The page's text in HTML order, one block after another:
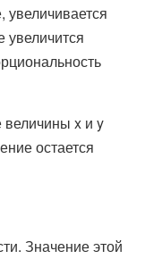
увеличится
x и y
остается
Значение этой